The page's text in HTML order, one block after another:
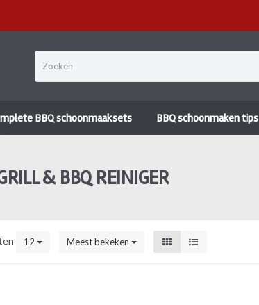
BBQ schoonmaaksets BBQ schoonmaken tips
& BBQ REINIGER
12 Meest bekeken